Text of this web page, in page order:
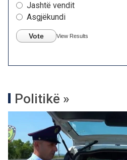
Jashtë vendit
Asgjëkundi
Vote View Results
Politikë »